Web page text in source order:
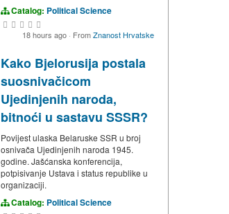
Catalog: Political Science
18 hours ago · FromZnanost Hrvatske
Kako Bjelorusija postala
suosnivačicom
Ujedinjenih naroda,
bitnoći u sastavu SSSR?
Povijest ulaska Belaruske SSR u broj
osnivača Ujedinjenih naroda 1945.
godine. Jašćanska konferencija,
potpisivanje Ustava i status republike u
organizaciji.
Catalog: Political Science